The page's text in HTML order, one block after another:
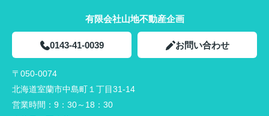
有限会社山地不動産企画
0143-41-0039 お問い合わせ
〒050-0074
北海道室蘭市中島町１丁目31-14
営業時間： 9：30～18：30